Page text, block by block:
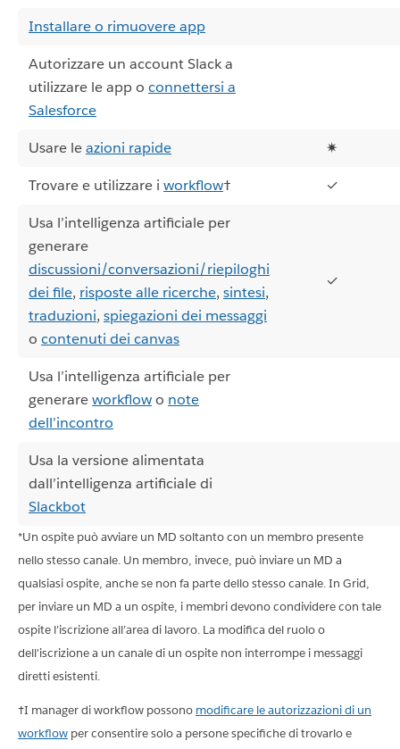
Installare o rimuovere app
Autorizzare un account Slack a
utilizzare le app o connettersi a
Salesforce
Usare leazioni rapide
✷
Trovare e utilizzare i workflow†
✓
Usa l’intelligenza artificiale per
generare
discussioni/conversazioni/riepiloghi
dei file, risposte alle ricerche, sintesi,
traduzioni, spiegazioni dei messaggi
o contenuti dei canvas
✓
Usa l’intelligenza artificiale per
generareworkflowo note
dell’incontro
Usa la versione alimentata
dall’intelligenza artificiale di
Slackbot
*Un ospite può avviare un MD soltanto con un membro presente
nello stesso canale. Un membro, invece, può inviare un MD a
qualsiasi ospite, anche se non fa parte dello stesso canale. In Grid,
per inviare un MD a un ospite, i membri devono condividere con tale
ospite l’iscrizione all’area di lavoro. La modifica del ruolo o
dell'iscrizione a un canale di un ospite non interrompe i messaggi
diretti esistenti.
†I manager di workflow possono modificare le autorizzazioni di un
workflow per consentire solo a persone specifiche di trovarlo e